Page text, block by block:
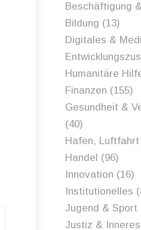
Beschäftigung
Bildung (13)
Digitales &
Humanitäre
Finanzen (155)
Gesundheit &
(40)
Hafen,
Handel (96)
Innovation (16)
Institutionelles
Jugend & Sport
Justiz & Inneres